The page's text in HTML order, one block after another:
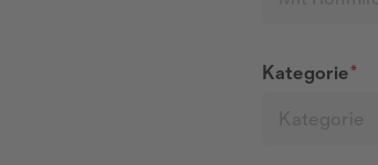
Kategorie*